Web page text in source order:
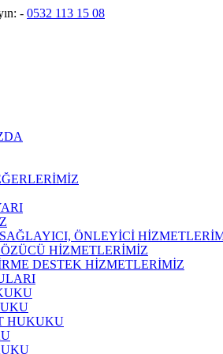
- 0532 113 15 08
ÖNLEYİCİ
HİZMETLERİMİZ
DESTEK HİZMETLERİMİZ
HUKUKU